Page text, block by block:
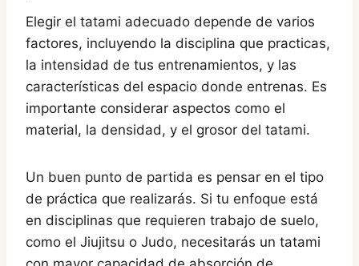
Elegir el tatami adecuado depende de varios
factores, incluyendo la disciplina que practicas,
la intensidad de tus entrenamientos, y las
características del espacio donde entrenas. Es
importante considerar aspectos como el
material, la densidad, y el grosor del tatami.
Un buen punto de partida es pensar en el tipo
de práctica que realizarás. Si tu enfoque está
en disciplinas que requieren trabajo de suelo,
como el Jiujitsu o Judo, necesitarás un tatami